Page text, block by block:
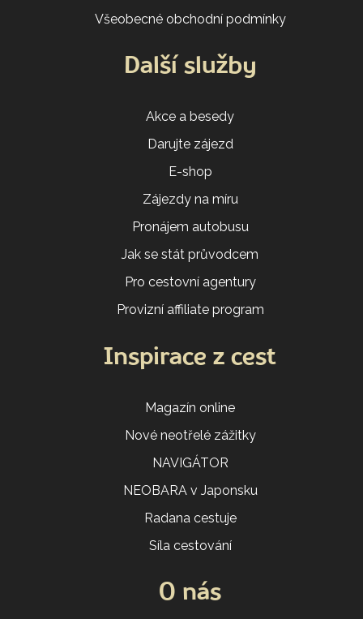
Všeobecné obchodní podmínky
Další služby
Akce a besedy
Darujte zájezd
E-shop
Zájezdy na míru
Pronájem autobusu
Jak se stát průvodcem
Pro cestovní agentury
Provizní affiliate program
Inspirace z cest
Magazín online
Nové neotřelé zážitky
NAVIGÁTOR
NEOBARA v Japonsku
Radana cestuje
Síla cestování
O nás